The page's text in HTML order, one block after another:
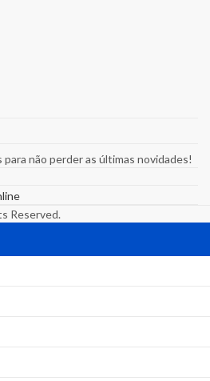
não perder as últimas novidades!
Reserved.